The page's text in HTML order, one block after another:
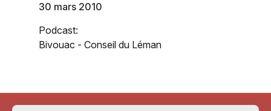
30 mars 2010
Podcast:
Bivouac - Conseil du Léman